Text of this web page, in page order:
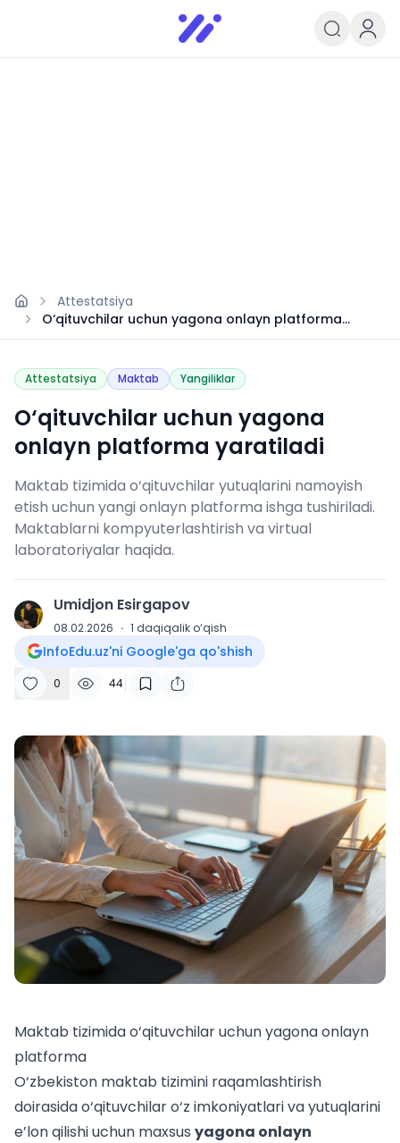
Infoedu
Ta&#039;lim xabarlari va
Attestatsiya
O‘qituvchilar uchun yagona onlayn platforma
yaratiladi
Attestatsiya Maktab Yangiliklar
O‘qituvchilar uchun yagona
onlayn platforma yaratiladi
Maktab tizimida o‘qituvchilar yutuqlarini namoyish
etish uchun yangi onlayn platforma ishga tushiriladi.
Maktablarni kompyuterlashtirish va virtual
laboratoriyalar haqida.
U Umidjon Esirgapov
08.02.2026 · 1 daqiqalik o‘qish
InfoEdu.uz'ni Google'ga qo'shish
0 44
Maktab tizimida o‘qituvchilar uchun yagona onlayn
platforma
O‘zbekiston maktab tizimini raqamlashtirish
doirasida o‘qituvchilar o‘z imkoniyatlari va yutuqlarini
e’lon qilishi uchun maxsus yagona onlayn